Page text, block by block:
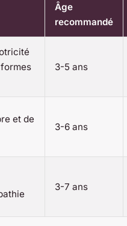
Âge
recommandé
3-5 ans
et de
3-6 ans
3-7 ans